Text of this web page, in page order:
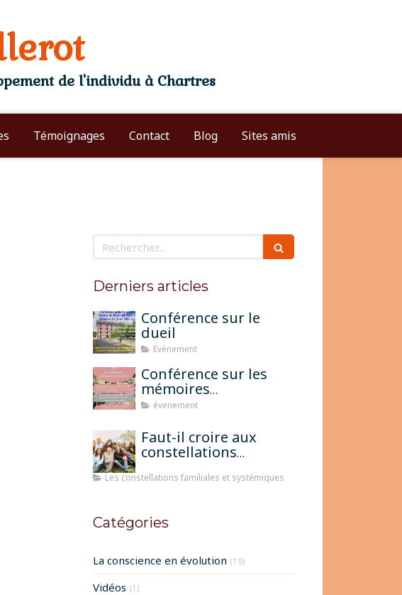
de l'individu à Chartres
Témoignages Contact Blog Sites amis
Rechercher
Derniers articles
Conférence sur le
dueil
Evènement
Conférence sur les
mémoires
transgénérationnelles
évenement
Faut-il croire aux
constellations
qu'elles fonctionnent?
Les constellations familiales et systémiques
Catégories
La conscience en évolution (19)
Vidéos (1)